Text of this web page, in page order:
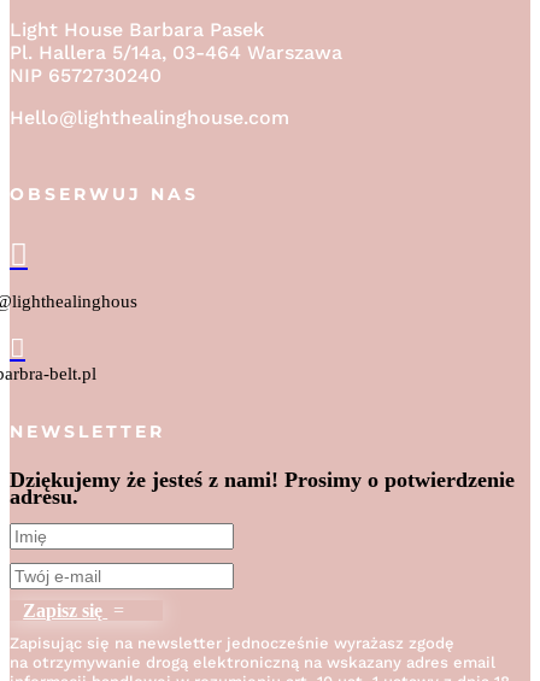
Light House Barbara Pasek
Pl. Hallera 5/14a, 03-464 Warszawa
NIP 6572730240
Hello@lighthealinghouse.com
OBSERWUJ NAS


belt.pl
NEWSLETTER
Dziękujemy że jesteś z nami! Prosimy o potwierdzenie
adresu.
Zapisz się
Zapisując się na newsletter jednocześnie wyrażasz zgodę
na otrzymywanie drogą elektroniczną na wskazany adres email